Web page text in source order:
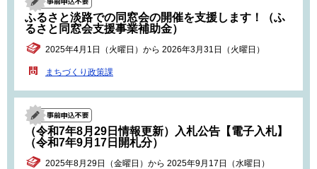
ふるさと淡路での同窓会の開催を支援します！（ふ
るさと同窓会支援事業補助金）
2025年4月1日（火曜日）から 2026年3月31日（火曜日）
まちづくり政策課
（令和7年8月29日情報更新）入札公告【電子入札】
（令和7年9月17日開札分）
2025年8月29日（金曜日）から 2025年9月17日（水曜日）